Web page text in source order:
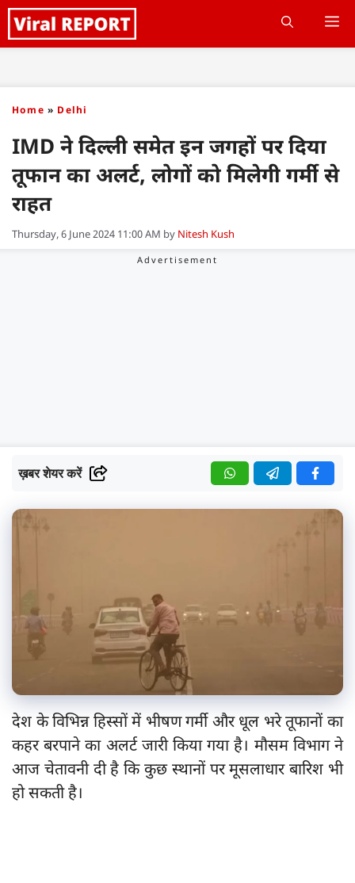
Skip
to
Home » Delhi
IMD ने दिल्ली समेत इन जगहों पर दिया
तूफान का अलर्ट, लोगों को मिलेगी गर्मी से
राहत
Thursday, 6 June 2024 11:00 AM by Nitesh Kush
ख़बर शेयर करें
देश के विभिन्न हिस्सों में भीषण गर्मी और धूल भरे तूफानों का
कहर बरपाने का अलर्ट जारी किया गया है। मौसम विभाग ने
आज चेतावनी दी है कि कुछ स्थानों पर मूसलाधार बारिश भी
हो सकती है।